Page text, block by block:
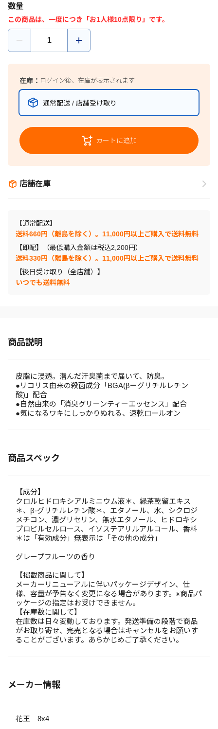
数量
この商品は、一度につき「お1人様10点限り」です。
在庫： ログイン後、在庫が表示されます
通常配送 / 店舗受け取り
カートに追加
店舗在庫
【通常配送】
送料660円（離島を除く）。11,000円以上ご購入で送料無料
【即配】（最低購入金額は税込2,200円）
送料330円（離島を除く）。11,000円以上ご購入で送料無料
【後日受け取り（全店舗）】
いつでも送料無料
商品説明
皮脂に浸透。潜んだ汗臭菌まで届いて、防臭。
●リコリス由来の殺菌成分「BGA(βーグリチルレチン
酸)」配合
●自然由来の「消臭グリーンティーエッセンス」配合
●気になるワキにしっかりぬれる、速乾ロールオン
商品スペック
【成分】
クロルヒドロキシアルミニウム液＊、緑茶乾留エキス
＊、β-グリチルレチン酸＊、エタノール、水、シクロジ
メチコン、濃グリセリン、無水エタノール、ヒドロキシ
プロピルセルロース、イソステアリルアルコール、香料
＊は「有効成分」無表示は「その他の成分」
グレープフルーツの香り
【掲載商品に関して】
メーカーリニューアルに伴いパッケージデザイン、仕
様、容量が予告なく変更になる場合があります。※商品パ
ッケージの指定はお受けできません。
【在庫数に関して】
在庫数は日々変動しております。発送準備の段階で商品
がお取り寄せ、完売となる場合はキャンセルをお願いす
ることがございます。あらかじめご了承ください。
メーカー情報
花王 8x4